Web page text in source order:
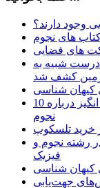
وجود دارند؟
های نجوم
های فضایی
درست شبیه به
کشف شد
کیهان شناسی
10 واقعیت عجیب و شگفت انگیز درباره
نجوم
خرید تلسکوپ
رشته نجوم و
فیزیک
کیهان شناسی
جهت‌یابی